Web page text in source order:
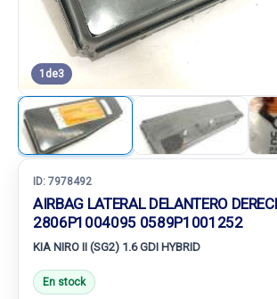
1 de3
ID: 7978492
AIRBAG LATERAL DELANTERO
2806P1004095 0589P1001252
KIA NIRO II (SG2) 1.6 GDI HYBRID
En stock